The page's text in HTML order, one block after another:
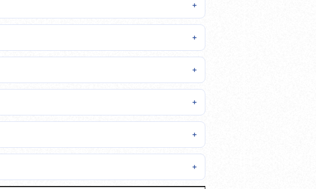
＋
＋
＋
＋
＋
＋